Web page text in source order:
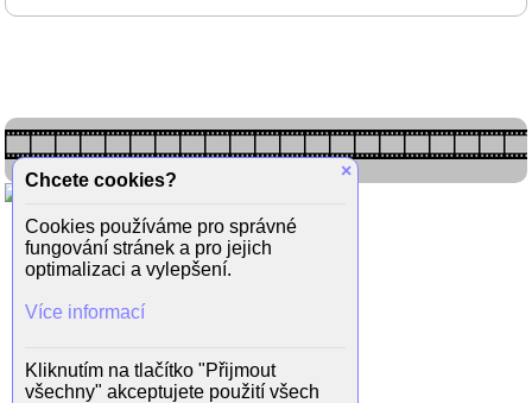
×
Chcete cookies?
Cookies používáme pro správné
fungování stránek a pro jejich
optimalizaci a vylepšení.
Více informací
Kliknutím na tlačítko "Přijmout
všechny" akceptujete použití všech